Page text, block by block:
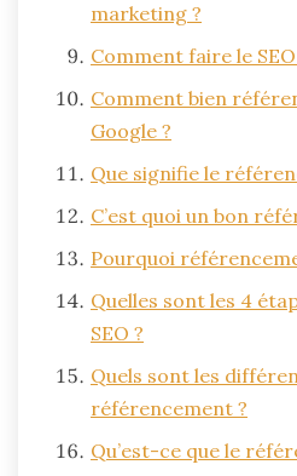
marketing ?
Comment faire le SEO
Comment bien
Google ?
Que signifie le
C’est quoi un bon
Pourquoi
Quelles sont les 4
SEO ?
Quels sont les
référencement ?
Qu’est-ce que le